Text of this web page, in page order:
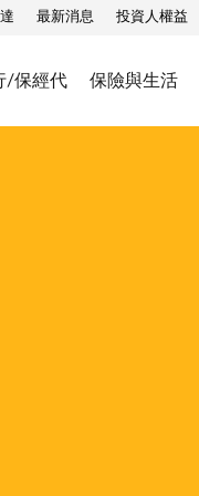
最新消息 投資人權益
/保經代 保險與生活